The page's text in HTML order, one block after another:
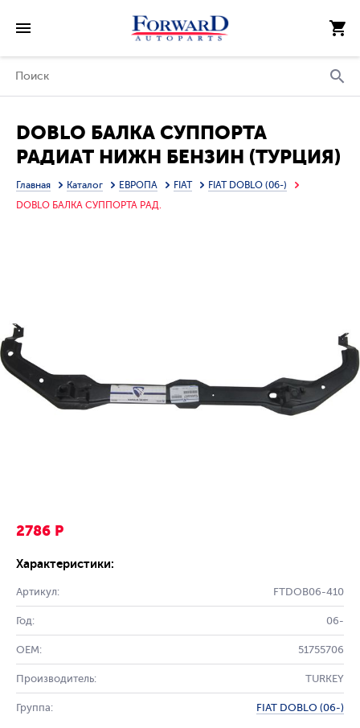
DOBLO БАЛКА СУППОРТА
РАДИАТ НИЖН БЕНЗИН (ТУРЦИЯ)
Главная Каталог ЕВРОПА FIAT
FIAT DOBLO (06-)
DOBLO БАЛКА СУППОРТА РАД.
2786 Р
Характеристики:
Артикул: FTDOB06-410
Год: 06-
OEM: 51755706
Производитель: TURKEY
Группа: FIAT DOBLO (06-)